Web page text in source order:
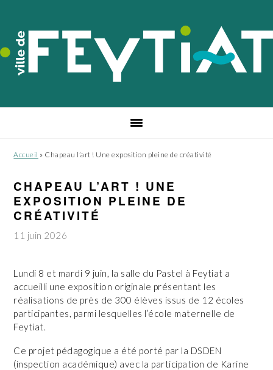
navigation
principale
contenu
principal
pied
de
page
Accueil » Chapeau l’art ! Une exposition pleine de créativité
CHAPEAU L’ART ! UNE
EXPOSITION PLEINE DE
CRÉATIVITÉ
11 juin 2026
Lundi 8 et mardi 9 juin, la salle du Pastel à Feytiat a
accueilli une exposition originale présentant les
réalisations de près de 300 élèves issus de 12 écoles
participantes, parmi lesquelles l’école maternelle de
Feytiat.
Ce projet pédagogique a été porté par la DSDEN
(inspection académique) avec la participation de Karine